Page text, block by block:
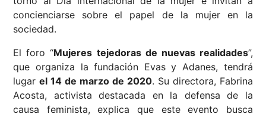
concienciarse sobre el papel de la mujer en la
sociedad.
El foro “Mujeres tejedoras de nuevas realidades”,
que organiza la fundación Evas y Adanes, tendrá
lugarel 14 de marzo de 2020. Su directora, Fabrina
Acosta, activista destacada en la defensa de la
causa feminista, explica que este evento busca